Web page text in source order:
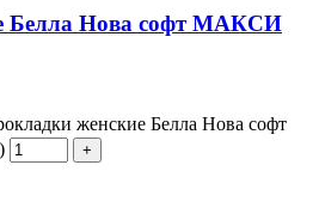
Белла Нова софт МАКСИ
женские Белла Нова софт